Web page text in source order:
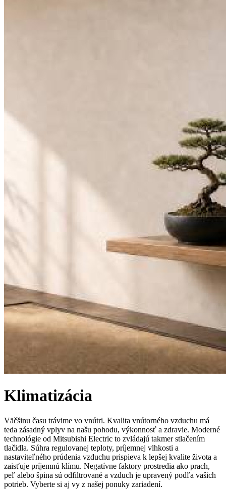
Klimatizácia
Väčšinu času trávime vo vnútri. Kvalita vnútorného vzduchu má
teda zásadný vplyv na našu pohodu, výkonnosť a zdravie. Moderné
technológie od Mitsubishi Electric to zvládajú takmer stlačením
tlačidla. Súhra regulovanej teploty, príjemnej vlhkosti a
nastaviteľného prúdenia vzduchu prispieva k lepšej kvalite života a
zaisťuje príjemnú klímu. Negatívne faktory prostredia ako prach,
peľ alebo špina sú odfiltrované a vzduch je upravený podľa vašich
potrieb. Vyberte si aj vy z našej ponuky zariadení.